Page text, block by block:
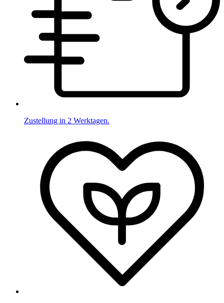
Zustellung in 2 Werktagen.